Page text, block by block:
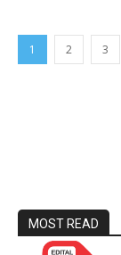
1 2 3
MOST READ